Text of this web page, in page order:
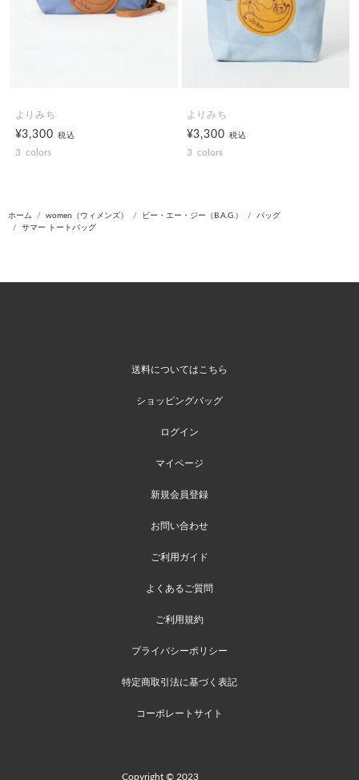
よりみち
¥3,300税込
3 colors
よりみち
¥3,300税込
3 colors
ホーム women（ウィメンズ） ビー・エー・ジー（B.A.G.）
バッグ
サマー トートバッグ
送料についてはこちら
ショッピングバッグ
ログイン
マイページ
新規会員登録
お問い合わせ
ご利用ガイド
よくあるご質問
ご利用規約
プライバシーポリシー
特定商取引法に基づく表記
コーポレートサイト
Copyright © 2023